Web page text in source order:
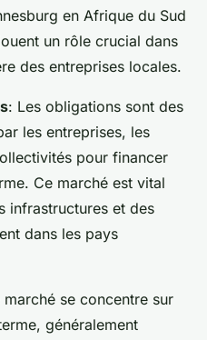
en Afrique du Sud
un rôle crucial dans
des entreprises locales.
: Les obligations sont des
les entreprises, les
pour financer
Ce marché est vital
infrastructures et des
dans les pays
marché se concentre sur
généralement